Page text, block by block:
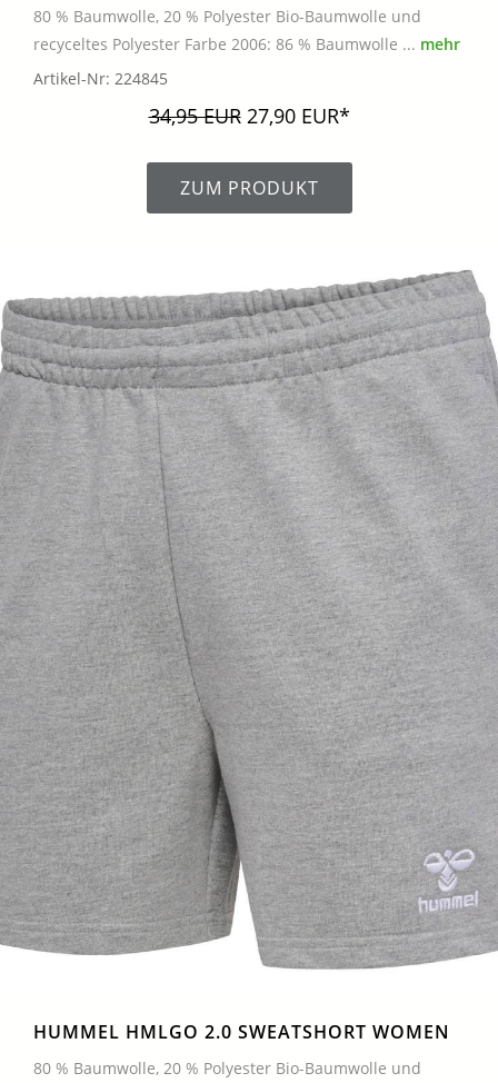
80 % Baumwolle, 20 % Polyester Bio-Baumwolle und
recyceltes Polyester Farbe 2006: 86 % Baumwolle ... mehr
Artikel-Nr: 224845
34,95 EUR27,90 EUR*
ZUM PRODUKT
HUMMEL HMLGO 2.0 SWEATSHORT WOMEN
80 % Baumwolle, 20 % Polyester Bio-Baumwolle und